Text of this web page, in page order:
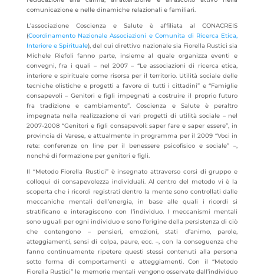
comunicazione e nelle dinamiche relazionali e familiari.
L’associazione Coscienza e Salute è affiliata al CONACREIS
(Coordinamento Nazionale Associazioni e Comunita di Ricerca Etica,
Interiore e Spirituale), del cui direttivo nazionale sia Fiorella Rustici sia
Michele Riefoli fanno parte, insieme al quale organizza eventi e
convegni, fra i quali – nel 2007 – “Le associazioni di ricerca etica,
interiore e spirituale come risorsa per il territorio. Utilità sociale delle
tecniche olistiche e progetti a favore di tutti i cittadini” e “Famiglie
consapevoli – Genitori e figli impegnati a costruire il proprio futuro
fra tradizione e cambiamento”. Coscienza e Salute è peraltro
impegnata nella realizzazione di vari progetti di utilità sociale – nel
2007-2008 “Genitori e figli consapevoli: saper fare e saper essere”, in
provincia di Varese, e attualmente in programma per il 2009 “Voci in
rete: conferenze on line per il benessere psicofisico e sociale” –,
nonché di formazione per genitori e figli.
Il “Metodo Fiorella Rustici” è insegnato attraverso corsi di gruppo e
colloqui di consapevolezza individuali. Al centro del metodo vi è la
scoperta che i ricordi registrati dentro la mente sono controllati dalle
meccaniche mentali dell’energia, in base alle quali i ricordi si
stratificano e interagiscono con l’individuo. I meccanismi mentali
sono uguali per ogni individuo e sono l’origine della persistenza di ciò
che contengono – pensieri, emozioni, stati d’animo, parole,
atteggiamenti, sensi di colpa, paure, ecc. –, con la conseguenza che
fanno continuamente ripetere questi stessi contenuti alla persona
sotto forma di comportamenti e atteggiamenti. Con il “Metodo
Fiorella Rustici” le memorie mentali vengono osservate dall’individuo